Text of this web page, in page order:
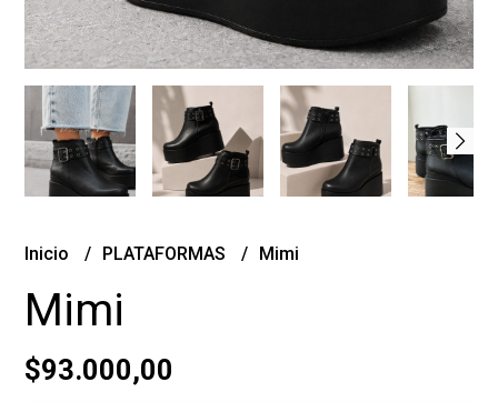
Inicio PLATAFORMAS Mimi
Mimi
$93.000,00